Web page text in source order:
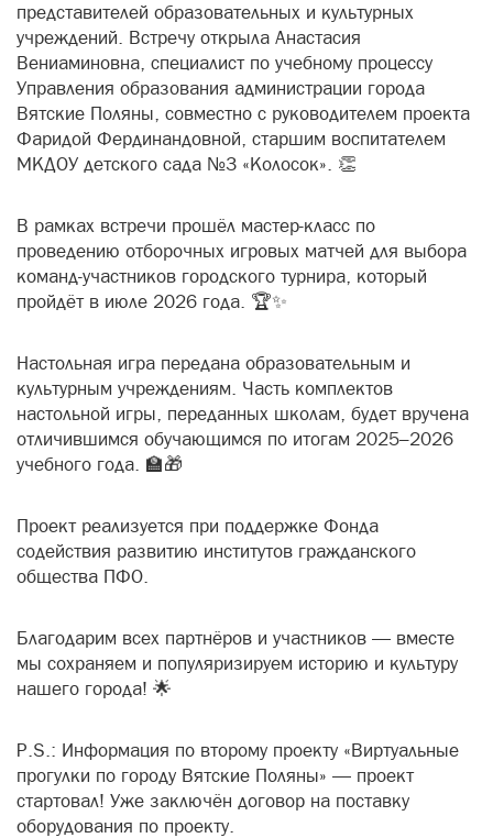
представителей образовательных и культурных
учреждений. Встречу открыла Анастасия
Вениаминовна, специалист по учебному процессу
Управления образования администрации города
Вятские Поляны, совместно с руководителем проекта
Фаридой Фердинандовной, старшим воспитателем
МКДОУ детского сада №3 «Колосок». 👏
В рамках встречи прошёл мастер-класс по
проведению отборочных игровых матчей для выбора
команд-участников городского турнира, который
пройдёт в июле 2026 года. 🏆✨
Настольная игра передана образовательным и
культурным учреждениям. Часть комплектов
настольной игры, переданных школам, будет вручена
отличившимся обучающимся по итогам 2025–2026
учебного года. 🏫🎁
Проект реализуется при поддержке Фонда
содействия развитию институтов гражданского
общества ПФО.
Благодарим всех партнёров и участников — вместе
мы сохраняем и популяризируем историю и культуру
нашего города! 🌟
P.S.: Информация по второму проекту «Виртуальные
прогулки по городу Вятские Поляны» — проект
стартовал! Уже заключён договор на поставку
оборудования по проекту.